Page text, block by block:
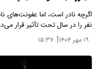
اگرچه نادر است، اما
نفر را در سال تحت تأثیر قرار
۱۹ مهر ۱۴۰۴ | ۱۵:۳۷